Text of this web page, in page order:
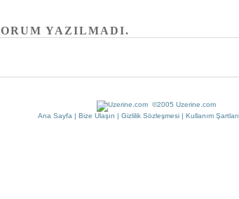
YAZILMADI.
©2005 Uzerine.com
Ana Sayfa | Bize Ulaşın | Gizlilik Sözleşmesi| Kullanım Şartları